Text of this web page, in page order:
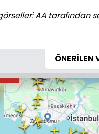
AA tarafından
ÖNERİLEN